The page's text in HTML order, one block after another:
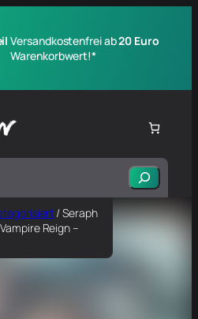
Versandkostenfrei ab20 Euro
Warenkorbwert!*
Suchen
/ Seraph
Reign –